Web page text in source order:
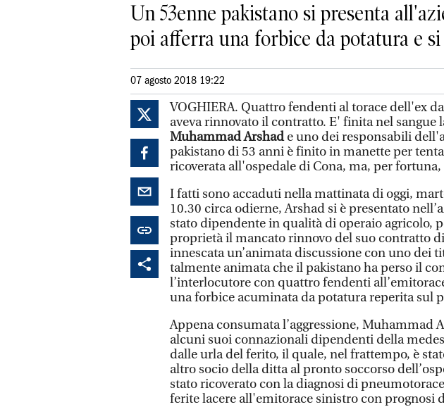
Un 53enne pakistano si presenta
poi afferra una forbice da potatura e
07 agosto 2018 19:22
VOGHIERA. Quattro fendenti al torace dell'ex
aveva rinnovato il contratto. E' finita nel sangue
Muhammad Arshade uno dei responsabili
pakistano di 53 anni è finito in manette per
ricoverata all'ospedale di Cona, ma, per
I fatti sono accaduti nella mattinata di oggi,
10.30 circa odierne, Arshad si è presentato
stato dipendente in qualità di operaio agricolo,
proprietà il mancato rinnovo del suo contratto
innescata un’animata discussione con uno dei
talmente animata che il pakistano ha perso il
l’interlocutore con quattro fendenti
una forbice acuminata da potatura reperita sul
Appena consumata l’aggressione, Muhammad
alcuni suoi connazionali dipendenti della
dalle urla del ferito, il quale, nel frattempo, è
altro socio della ditta al pronto soccorso
stato ricoverato con la diagnosi di
ferite lacere all'emitorace sinistro con prognosi